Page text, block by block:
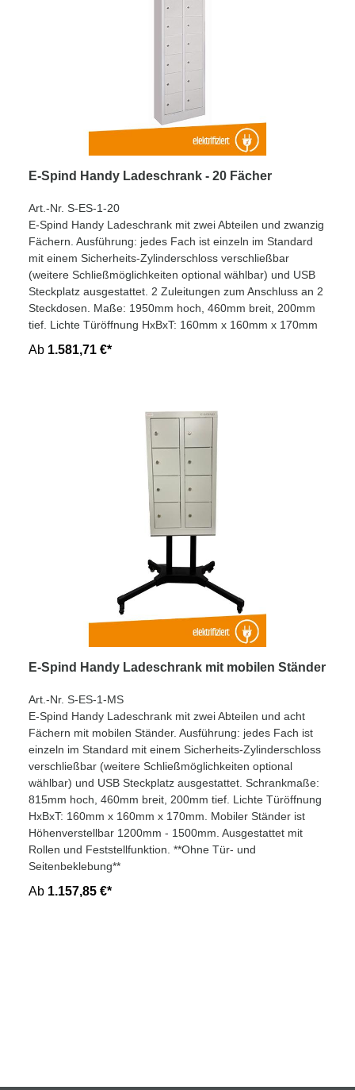
E-Spind Handy Ladeschrank - 20 Fächer
Art.-Nr. S-ES-1-20
E-Spind Handy Ladeschrank mit zwei Abteilen und zwanzig
Fächern. Ausführung: jedes Fach ist einzeln im Standard
mit einem Sicherheits-Zylinderschloss verschließbar
(weitere Schließmöglichkeiten optional wählbar) und USB
Steckplatz ausgestattet. 2 Zuleitungen zum Anschluss an 2
Steckdosen. Maße: 1950mm hoch, 460mm breit, 200mm
tief. Lichte Türöffnung HxBxT: 160mm x 160mm x 170mm
Ab 1.581,71 €*
E-Spind Handy Ladeschrank mit mobilen Ständer
Art.-Nr. S-ES-1-MS
E-Spind Handy Ladeschrank mit zwei Abteilen und acht
Fächern mit mobilen Ständer. Ausführung: jedes Fach ist
einzeln im Standard mit einem Sicherheits-Zylinderschloss
verschließbar (weitere Schließmöglichkeiten optional
wählbar) und USB Steckplatz ausgestattet. Schrankmaße:
815mm hoch, 460mm breit, 200mm tief. Lichte Türöffnung
HxBxT: 160mm x 160mm x 170mm. Mobiler Ständer ist
Höhenverstellbar 1200mm - 1500mm. Ausgestattet mit
Rollen und Feststellfunktion. **Ohne Tür- und
Seitenbeklebung**
Ab 1.157,85 €*